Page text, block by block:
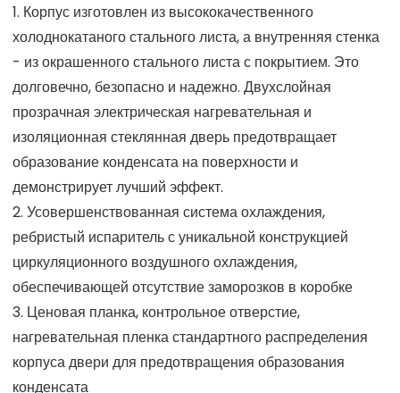
1. Корпус изготовлен из высококачественного
холоднокатаного стального листа, а внутренняя стенка
- из окрашенного стального листа с покрытием. Это
долговечно, безопасно и надежно. Двухслойная
прозрачная электрическая нагревательная и
изоляционная стеклянная дверь предотвращает
образование конденсата на поверхности и
демонстрирует лучший эффект.
2. Усовершенствованная система охлаждения,
ребристый испаритель с уникальной конструкцией
циркуляционного воздушного охлаждения,
обеспечивающей отсутствие заморозков в коробке
3. Ценовая планка, контрольное отверстие,
нагревательная пленка стандартного распределения
корпуса двери для предотвращения образования
конденсата